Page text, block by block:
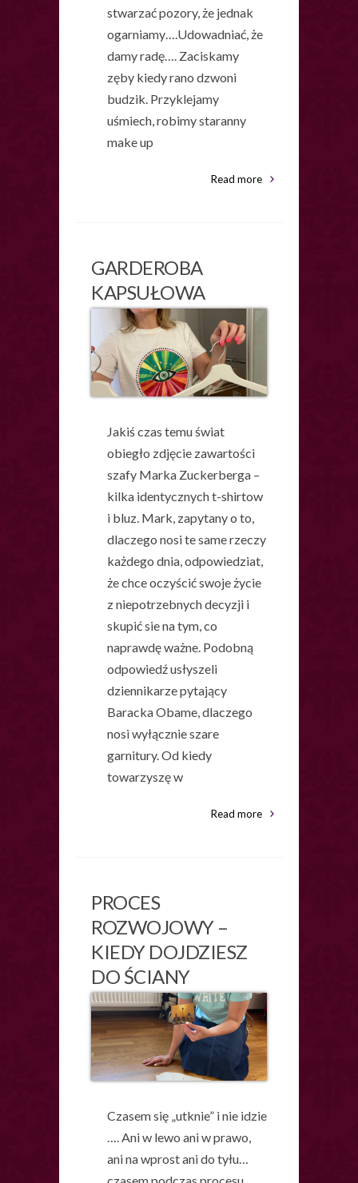
stwarzać pozory, że jednak
ogarniamy….Udowadniać, że
damy radę…. Zaciskamy
zęby kiedy rano dzwoni
budzik. Przyklejamy
uśmiech, robimy staranny
make up
Read more
GARDEROBA
KAPSUŁOWA
Jakiś czas temu świat
obiegło zdjęcie zawartości
szafy Marka Zuckerberga –
kilka identycznych t-shirtow
i bluz. Mark, zapytany o to,
dlaczego nosi te same rzeczy
każdego dnia, odpowiedziat,
że chce oczyścić swoje życie
z niepotrzebnych decyzji i
skupić sie na tym, co
naprawdę ważne. Podobną
odpowiedź usłyszeli
dziennikarze pytający
Baracka Obame, dlaczego
nosi wyłącznie szare
garnitury. Od kiedy
towarzyszę w
Read more
PROCES
ROZWOJOWY –
KIEDY DOJDZIESZ
DO ŚCIANY
Czasem się „utknie” i nie idzie
…. Ani w lewo ani w prawo,
ani na wprost ani do tyłu…